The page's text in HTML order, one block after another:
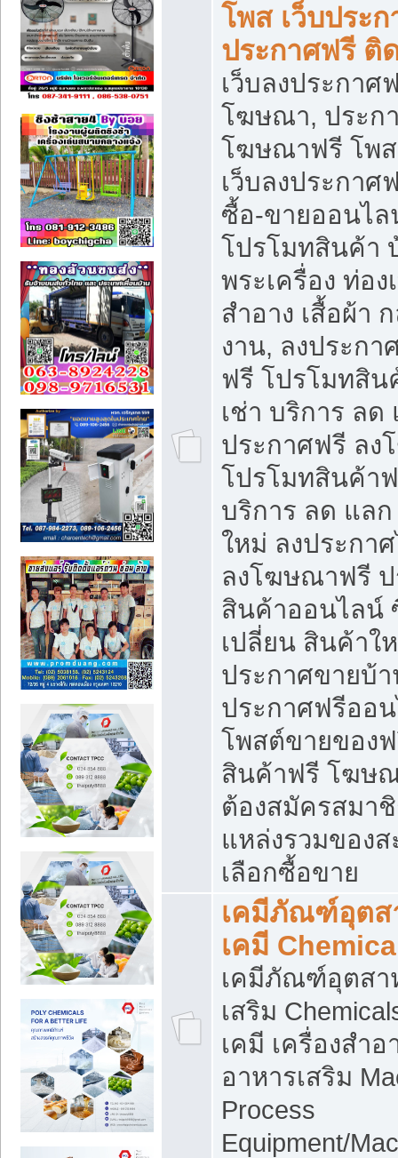
โพส เว็บประก
ประกาศฟรี ติ
เว็บลงประกา
โฆษณา, ประก
โฆษณาฟรี โพส
เว็บลงประกา
ซื้อ-ขายออนไล
โปรโมทสินค้า
พระเครื่อง ท่อง
สำอาง เสื้อผ้า
งาน, ลงประก
ฟรี โปรโมทสิ
เช่า บริการ ลด
ประกาศฟรี ล
โปรโมทสินค้า
บริการ ลด แล
ใหม่ ลงประกา
ลงโฆษณาฟรี
สินค้าออนไลน์
เปลี่ยน สินค้าใ
ประกาศขายบ้
ประกาศฟรีออ
โพสต์ขายของ
สินค้าฟรี โฆษ
ต้องสมัครสมา
แหล่งรวมของ
เลือกซื้อขาย
เคมีภัณฑ์อุตส
เคมี
เคมีภัณฑ์อุตสา
เสริม
เคมี เครื่องสำ
อาหารเสริม
Process
Equipment/